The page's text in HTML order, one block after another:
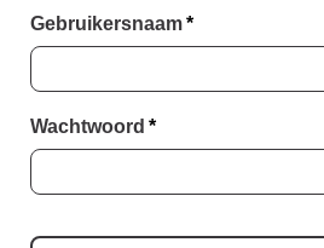
Gebruikersnaam*
Wachtwoord *